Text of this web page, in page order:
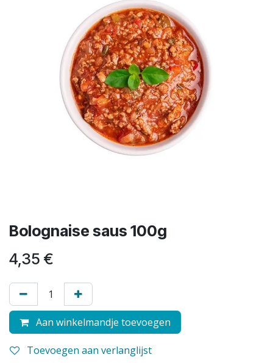
Bolognaise saus 100g
4,35 €
Aan winkelmandje toevoegen
Toevoegen aan verlanglijst